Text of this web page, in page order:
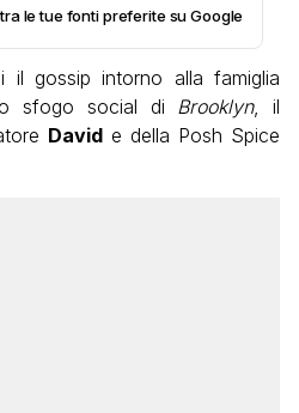
le tue fonti preferite su Google
il gossip intorno alla famiglia
sfogo social di Brooklyn, il
David e della Posh Spice